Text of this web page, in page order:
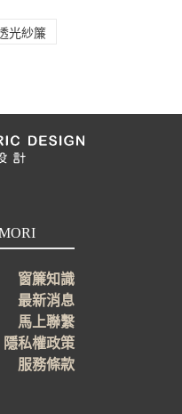
光紗簾
窗簾知識
最新消息
馬上聯繫
隱私權政策
服務條款